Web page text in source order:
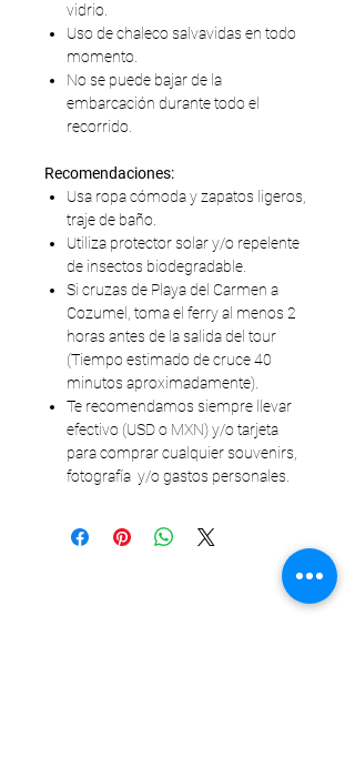
vidrio.
Uso de chaleco salvavidas en todo
momento.
No se puede bajar de la
embarcación durante todo el
recorrido.
Recomendaciones:
Usa ropa cómoda y zapatos ligeros,
traje de baño.
Utiliza protector solar y/o repelente
de insectos biodegradable.
Si cruzas de Playa del Carmen a
Cozumel, toma el ferry al menos 2
horas antes de la salida del tour
(Tiempo estimado de cruce 40
minutos aproximadamente).
Te recomendamos siempre llevar
efectivo (USD o MXN) y/o tarjeta
para comprar cualquier souvenirs,
fotografía y/o gastos personales.